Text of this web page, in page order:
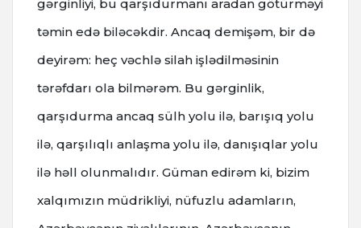
gərginliyi, bu qarşıdurmanı aradan götürməyi
təmin edə biləcəkdir. Ancaq demişəm, bir də
deyirəm: heç vəchlə silah işlədilməsinin
tərəfdarı ola bilmərəm. Bu gərginlik,
qarşıdurma ancaq sülh yolu ilə, barışıq yolu
ilə, qarşılıqlı anlaşma yolu ilə, danışıqlar yolu
ilə həll olunmalıdır. Güman edirəm ki, bizim
xalqımızın müdrikliyi, nüfuzlu adamların,